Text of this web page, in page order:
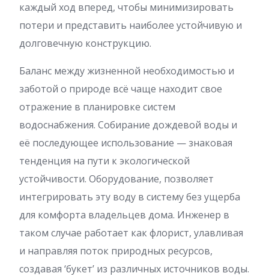
каждый ход вперед, чтобы минимизировать
потери и представить наиболее устойчивую и
долговечную конструкцию.
Баланс между жизненной необходимостью и
заботой о природе всё чаще находит свое
отражение в планировке систем
водоснабжения. Собирание дождевой воды и
её последующее использование — знаковая
тенденция на пути к экологической
устойчивости. Оборудование, позволяет
интегрировать эту воду в систему без ущерба
для комфорта владельцев дома. Инженер в
таком случае работает как флорист, улавливая
и направляя поток природных ресурсов,
создавая ‘букет’ из различных источников воды.